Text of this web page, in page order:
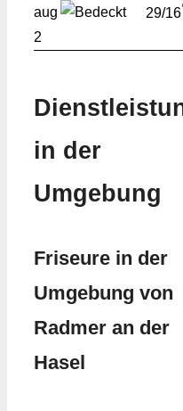
aug
2
29/16
in der
Umgebung
Friseure in der
Umgebung von
Radmer an der
Hasel